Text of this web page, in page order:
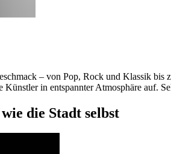
– von Pop, Rock und Klassik bis
in entspannter Atmosphäre auf.
die Stadt selbst